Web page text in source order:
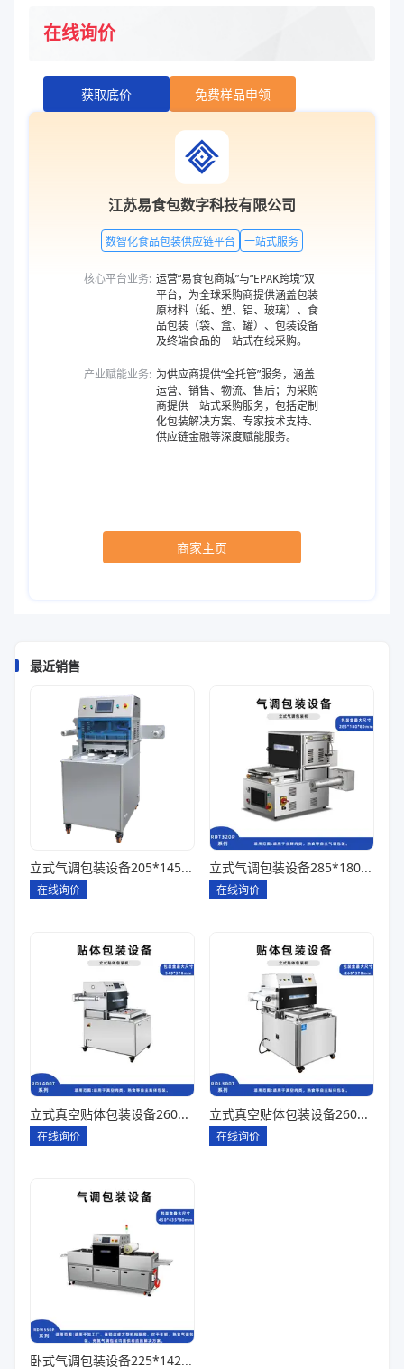
在线询价
获取底价 免费样品申领
江苏易食包数字科技有限公司
数智化食品包装供应链平台 一站式服务
核心平台业务: 运营“易食包商城”与“EPAK跨境”双
平台，为全球采购商提供涵盖包装
原材料（纸、塑、铝、玻璃）、食
品包装（袋、盒、罐）、包装设备
及终端食品的一站式在线采购。
产业赋能业务: 为供应商提供“全托管”服务，涵盖
运营、销售、物流、售后；为采购
商提供一站式采购服务，包括定制
化包装解决方案、专家技术支持、
供应链金融等深度赋能服务。
商家主页
最近销售
立式气调包装设备205*145*85一出四
在线询价
立式气调包装设备285*180*80一出一
在线询价
立式真空贴体包装设备260*180一出四
在线询价
立式真空贴体包装设备260*180一出二
在线询价
卧式气调包装设备225*142*80一出六